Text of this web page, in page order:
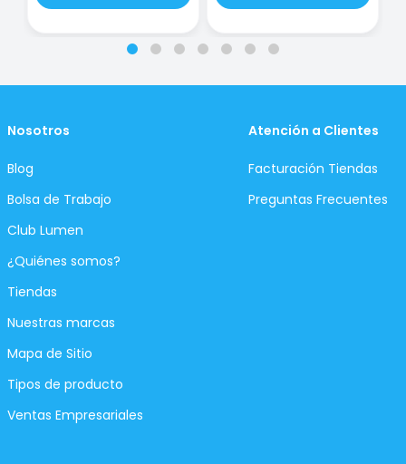
Nosotros
Blog
Bolsa de Trabajo
Club Lumen
¿Quiénes somos?
Tiendas
Nuestras marcas
Mapa de Sitio
Tipos de producto
Ventas Empresariales
Atención a Clientes
Facturación Tiendas
Preguntas Frecuentes